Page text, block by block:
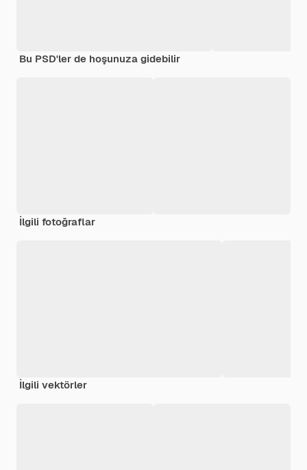
Bu PSD'ler de hoşunuza gidebilir
İlgili fotoğraflar
İlgili vektörler